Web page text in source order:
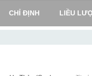
CHỈ ĐỊNH LIỀU